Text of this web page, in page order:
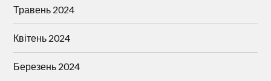
Травень 2024
Квітень 2024
Березень 2024